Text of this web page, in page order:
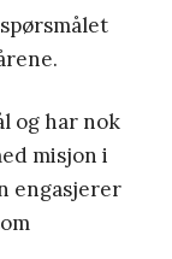
og har nok
misjon i
engasjerer